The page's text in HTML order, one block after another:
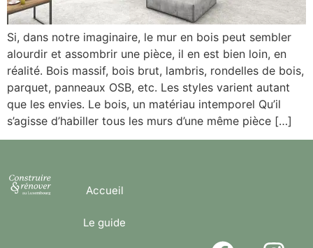
Si, dans notre imaginaire, le mur en bois peut sembler
alourdir et assombrir une pièce, il en est bien loin, en
réalité. Bois massif, bois brut, lambris, rondelles de bois,
parquet, panneaux OSB, etc. Les styles varient autant
que les envies. Le bois, un matériau intemporel Qu’il
s’agisse d’habiller tous les murs d’une même pièce […]
Accueil
Le guide